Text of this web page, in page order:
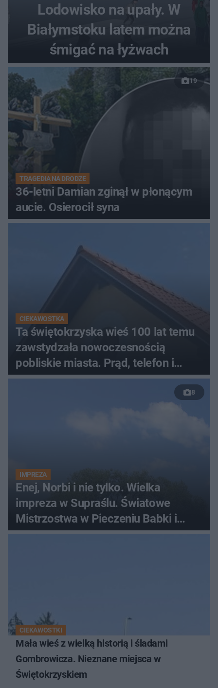
Lodowisko na upały. W
Białymstoku latem można
śmigać na łyżwach
19
TRAGEDIA NA DRODZE
36-letni Damian zginął w płonącym
aucie. Osierocił syna
CIEKAWOSTKA
Ta świętokrzyska wieś 100 lat temu
zawstydzała nowoczesnością
pobliskie miasta. Prąd, telefon i
luksusowa auta
8
IMPREZA
Enej, Norbi i nie tylko. Wielka
impreza w Supraślu. Światowe
Mistrzostwa w Pieczeniu Babki i
Kiszki Ziemniaczanej
CIEKAWOSTKI
Mała wieś z wielką historią i śladami
Gombrowicza. Nieznane miejsca w
Świętokrzyskiem